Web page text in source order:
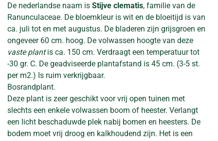
De nederlandse naam is Stijve clematis, familie van de
Ranunculaceae. De bloemkleur is wit en de bloeitijd is van
ca. juli tot en met augustus. De bladeren zijn grijsgroen en
ongeveer 60 cm. hoog. De volwassen hoogte van deze
vaste plantis ca. 150 cm. Verdraagt een temperatuur tot
-30 gr. C. De geadviseerde plantafstand is 45 cm. (3-5 st.
per m2.) Is ruim verkrijgbaar.
Bosrandplant.
Deze plant is zeer geschikt voor vrij open tuinen met
slechts een enkele volwassen boom of heester. Verlangt
een licht beschaduwde plek nabij bomen en heesters. De
bodem moet vrij droog en kalkhoudend zijn. Het is een